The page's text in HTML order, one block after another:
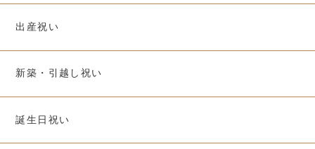
出産祝い
新築・引越し祝い
誕生日祝い